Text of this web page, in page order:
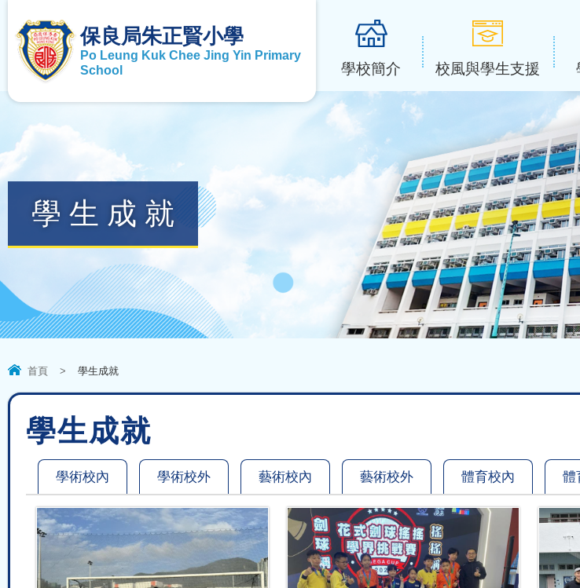
保良局朱正賢小學
Po Leung Kuk Chee Jing Yin Primary
School
學校簡介 校風與學生支援
學生成就
首頁 > 學生成就
學生成就
學術校內 學術校外 藝術校內 藝術校外 體育校內 體